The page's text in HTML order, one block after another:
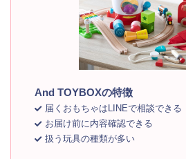
And TOYBOXの特徴
届くおもちゃはLINEで相談できる
お届け前に内容確認できる
扱う玩具の種類が多い